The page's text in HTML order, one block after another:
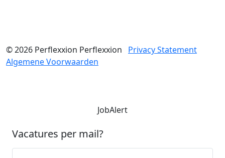
© 2026 Perflexxion Perflexxion
Privacy Statement
Algemene Voorwaarden
JobAlert
Vacatures per mail?